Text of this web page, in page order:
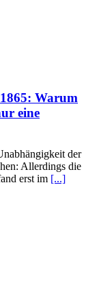
Warum
eine
der
Allerdings die
erst im [...]